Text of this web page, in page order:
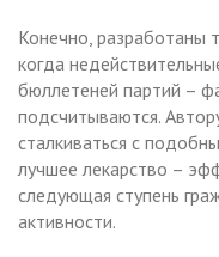
Конечно, разработаны
когда
бюллетеней партий –
подсчитываются.
сталкиваться с
лучшее лекарство –
следующая ступень
активности.